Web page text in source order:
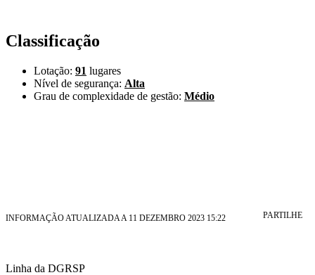
Classificação
Lotação: 91 lugares
Nível de segurança: Alta
Grau de complexidade de gestão: Médio
INFORMAÇÃO ATUALIZADA A 11 DEZEMBRO 2023 15:22 PARTILHE
Linha da DGRSP